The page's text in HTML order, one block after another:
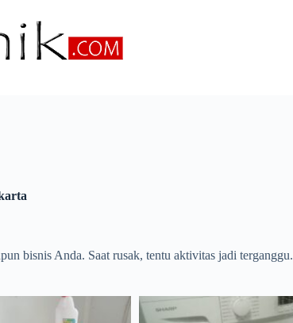
bisnis Anda. Saat rusak, tentu aktivitas jadi terganggu.